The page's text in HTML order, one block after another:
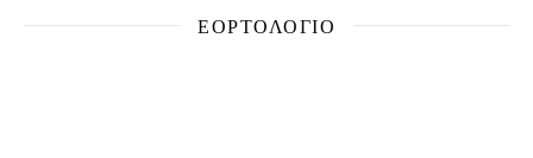
ΕΟΡΤΟΛΌΓΙΟ